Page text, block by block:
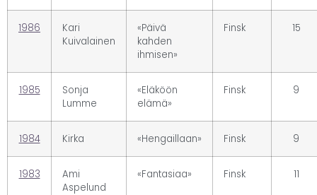
1986
Kari
Kuivalainen
«Päivä
kahden
ihmisen»
Finsk 15
1985
Sonja
Lumme
«Eläköön
elämä»
Finsk 9
1984 Kirka «Hengaillaan» Finsk 9
1983
Ami
Aspelund
«Fantasiaa» Finsk 11